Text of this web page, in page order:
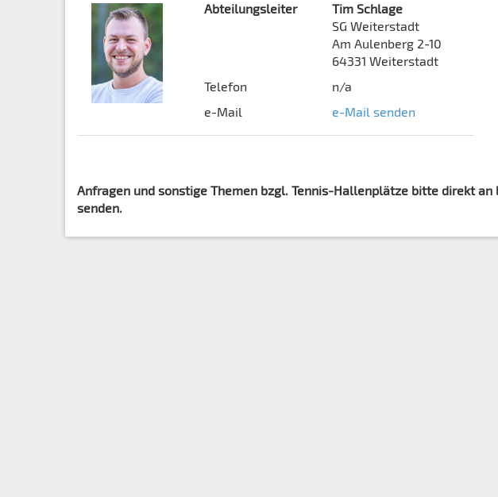
Abteilungsleiter
Telefon
e-Mail
Tim Schlage
SG Weiterstadt
Am Aulenberg 2-10
64331 Weiterstadt
n/a
e-Mail senden
Anfragen und sonstige Themen bzgl. Tennis-Hallenplätze bitte direkt an
senden.